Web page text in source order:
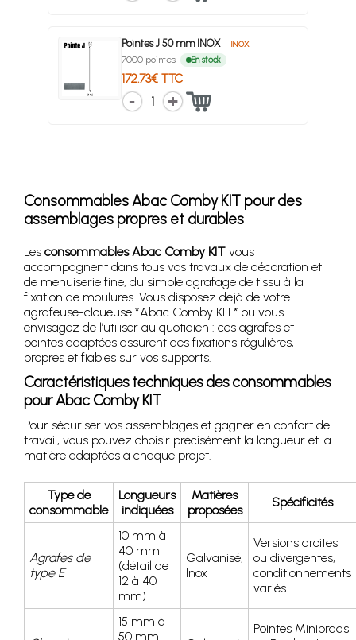
Pointes J 50 mm INOX INOX
7000 pointes En stock
172.73€ TTC
1
Consommables Abac Comby KIT pour des
assemblages propres et durables
Les consommables Abac Comby KIT vous
accompagnent dans tous vos travaux de décoration et
de menuiserie fine, du simple agrafage de tissu à la
fixation de moulures. Vous disposez déjà de votre
agrafeuse-cloueuse *Abac Comby KIT* ou vous
envisagez de l’utiliser au quotidien : ces agrafes et
pointes adaptées assurent des fixations régulières,
propres et fiables sur vos supports.
Caractéristiques techniques des consommables
pour Abac Comby KIT
Pour sécuriser vos assemblages et gagner en confort de
travail, vous pouvez choisir précisément la longueur et la
matière adaptées à chaque projet.
Type de
consommable
Longueurs
indiquées
Matières
proposées
Spécificités
Agrafes de
type E
10 mm à
40 mm
(détail de
12 à 40
mm)
Galvanisé,
Inox
Versions droites
ou divergentes,
conditionnements
variés
15 mm à
50 mm
Pointes Minibrads